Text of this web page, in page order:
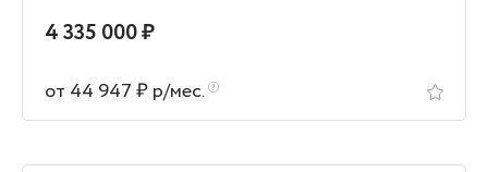
4 335 000 ₽
от 44 947 ₽ р/мес.